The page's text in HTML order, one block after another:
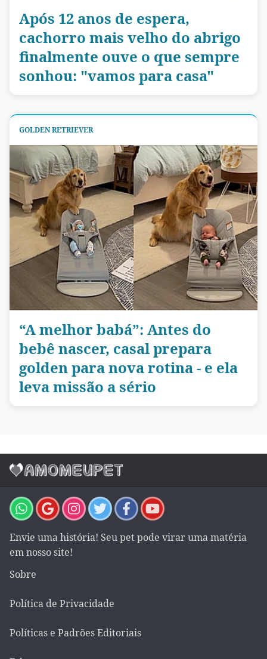
Após 12 anos de espera,
cachorro mais velho do abrigo
finalmente ouve o que sempre
sonhou: "vamos para casa"
GOLDEN RETRIEVER
“A melhor babá”: Antes do
bebê nascer, casal prepara
golden para nova rotina - e ela
leva missão a sério
Envie uma história! Seu pet pode virar uma matéria
em nosso site!
Sobre
Política de Privacidade
Políticas e Padrões Editoriais